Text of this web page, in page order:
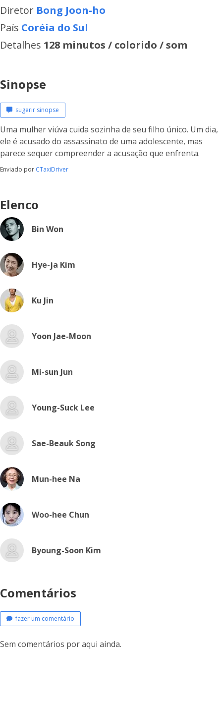
Diretor Bong Joon-ho
País Coréia do Sul
Detalhes 128 minutos / colorido / som
Sinopse
sugerir sinopse
Uma mulher viúva cuida sozinha de seu filho único. Um dia,
ele é acusado do assassinato de uma adolescente, mas
parece sequer compreender a acusação que enfrenta.
Enviado por CTaxiDriver
Elenco
Bin Won
Hye-ja Kim
Ku Jin
Yoon Jae-Moon
Mi-sun Jun
Young-Suck Lee
Sae-Beauk Song
Mun-hee Na
Woo-hee Chun
Byoung-Soon Kim
Comentários
fazer um comentário
Sem comentários por aqui ainda.